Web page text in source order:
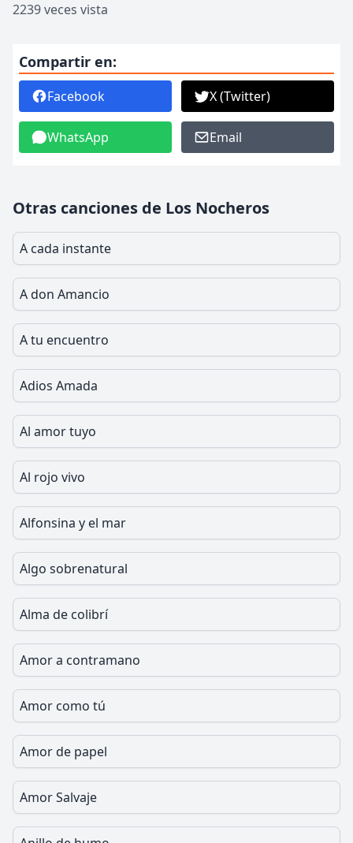
2239 veces vista
Compartir en:
Facebook X (Twitter)
WhatsApp Email
Otras canciones de Los Nocheros
A cada instante
A don Amancio
A tu encuentro
Adios Amada
Al amor tuyo
Al rojo vivo
Alfonsina y el mar
Algo sobrenatural
Alma de colibrí
Amor a contramano
Amor como tú
Amor de papel
Amor Salvaje